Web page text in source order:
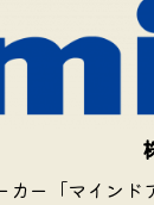
ー「マイン